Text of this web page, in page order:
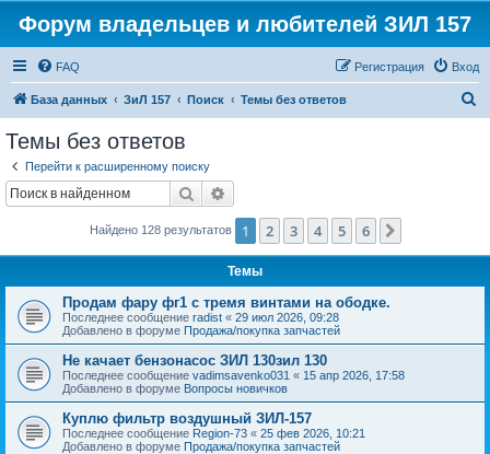
Форум владельцев и любителей ЗИЛ 157
FAQ Вход
Регистрация
База данных ЗиЛ 157 Поиск Темы без ответов
Темы без ответов
Перейти к расширенному поиску
Поиск
Найдено 128 результатов 1 2 3 4 5 6
Темы
Продам фару фг1 с тремя винтами на ободке.
Последнее сообщение radist « 29 июл 2026, 09:28
Добавлено в форуме Продажа/покупка запчастей
Не качает бензонасос ЗИЛ 130зил 130
Последнее сообщение vadimsavenko031 « 15 апр 2026, 17:58
Добавлено в форуме Вопросы новичков
Куплю фильтр воздушный ЗИЛ-157
Последнее сообщение Region-73 « 25 фев 2026, 10:21
Добавлено в форуме Продажа/покупка запчастей